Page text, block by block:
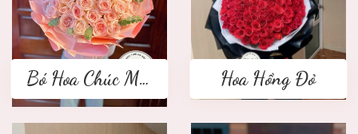
Bó Hoa Chúc Mừng Hoa Hồng Đỏ